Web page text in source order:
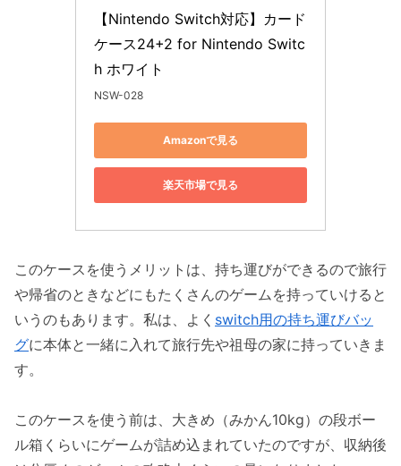
【Nintendo Switch対応】カード
ケース24+2 for Nintendo Switc
h ホワイト
NSW-028
Amazonで見る
楽天市場で見る
このケースを使うメリットは、持ち運びができるので旅行
や帰省のときなどにもたくさんのゲームを持っていけると
いうのもあります。私は、よく switch用の持ち運びバッ
グに本体と一緒に入れて旅行先や祖母の家に持っていきま
す。
このケースを使う前は、大きめ（みかん10kg）の段ボー
ル箱くらいにゲームが詰め込まれていたのですが、収納後